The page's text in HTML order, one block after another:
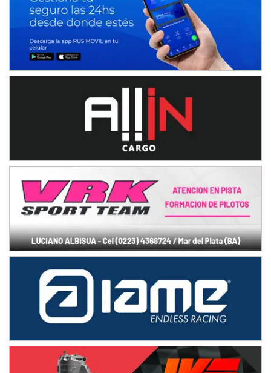
José Samuel Sánchez (Tierra)
Rufino (Santa Fe)
TUCUMANO - F5
Juan Navarro (Asfalto)
El Timbó (Tucumán)
COBERTURA ESPECIAL DE E-KART.COM.AR
IAME SERIES ARGENTINA 6
KDO - F6
Trenque Lauquen (Buenos Aires)
ENTRERRIANO - F6 (POSTERGADA)
Villaguay (Entre Ríos)
VICTORIENSE - F7
El Cerro (Tierra)
Victoria (Entre Ríos)
PATAGONICO - F6
Moto Club Reginense (Tierra)
Gral. E. Godoy (Río Negro)
CSK - F7
Juventud Unida (Tierra)